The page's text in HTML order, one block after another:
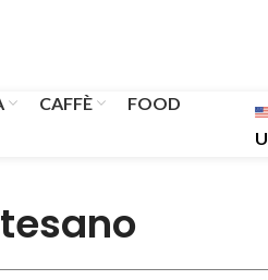
CAFFÈ FOOD